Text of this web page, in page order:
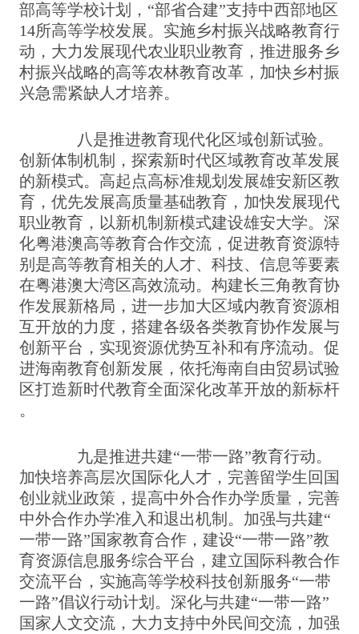
部高等学校计划，“部省合建”支持中西部地区
14所高等学校发展。实施乡村振兴战略教育行
动，大力发展现代农业职业教育，推进服务乡
村振兴战略的高等农林教育改革，加快乡村振
兴急需紧缺人才培养。
八是推进教育现代化区域创新试验。
创新体制机制，探索新时代区域教育改革发展
的新模式。高起点高标准规划发展雄安新区教
育，优先发展高质量基础教育，加快发展现代
职业教育，以新机制新模式建设雄安大学。深
化粤港澳高等教育合作交流，促进教育资源特
别是高等教育相关的人才、科技、信息等要素
在粤港澳大湾区高效流动。构建长三角教育协
作发展新格局，进一步加大区域内教育资源相
互开放的力度，搭建各级各类教育协作发展与
创新平台，实现资源优势互补和有序流动。促
进海南教育创新发展，依托海南自由贸易试验
区打造新时代教育全面深化改革开放的新标杆
。
九是推进共建“一带一路”教育行动。
加快培养高层次国际化人才，完善留学生回国
创业就业政策，提高中外合作办学质量，完善
中外合作办学准入和退出机制。加强与共建“
一带一路”国家教育合作，建设“一带一路”教
育资源信息服务综合平台，建立国际科教合作
交流平台，实施高等学校科技创新服务“一带
一路”倡议行动计划。深化与共建“一带一路”
国家人文交流，大力支持中外民间交流，加强